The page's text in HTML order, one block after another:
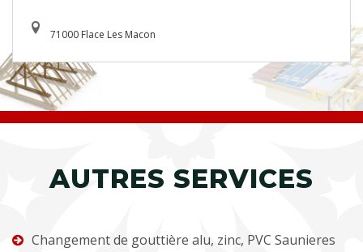
71000 Flace Les Macon
AUTRES SERVICES
Changement de gouttière alu, zinc, PVC Saunieres